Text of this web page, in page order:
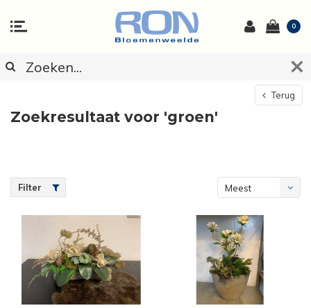
0
Terug
Zoekresultaat voor 'groen'
Filter
Meest